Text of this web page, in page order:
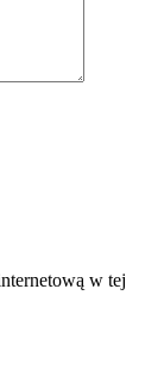
w tej